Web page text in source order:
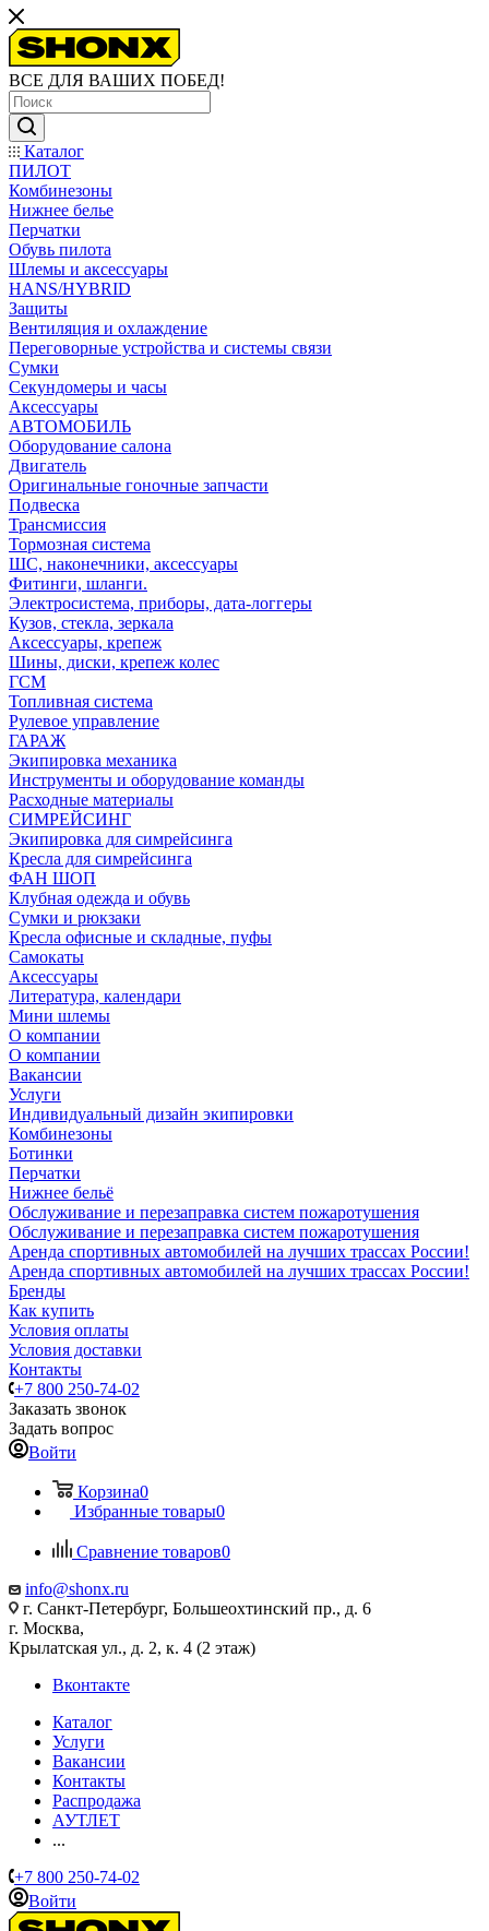
ВСЕ ДЛЯ ВАШИХ ПОБЕД!
Каталог
ПИЛОТ
Комбинезоны
Нижнее белье
Перчатки
Обувь пилота
Шлемы и аксессуары
HANS/HYBRID
Защиты
Вентиляция и охлаждение
Переговорные устройства и системы связи
Сумки
Секундомеры и часы
Аксессуары
АВТОМОБИЛЬ
Оборудование салона
Двигатель
Оригинальные гоночные запчасти
Подвеска
Трансмиссия
Тормозная система
ШС, наконечники, аксессуары
Фитинги, шланги.
Электросистема, приборы, дата-логгеры
Кузов, стекла, зеркала
Аксессуары, крепеж
Шины, диски, крепеж колес
ГСМ
Топливная система
Рулевое управление
ГАРАЖ
Экипировка механика
Инструменты и оборудование команды
Расходные материалы
СИМРЕЙСИНГ
Экипировка для симрейсинга
Кресла для симрейсинга
ФАН ШОП
Клубная одежда и обувь
Сумки и рюкзаки
Кресла офисные и складные, пуфы
Самокаты
Аксессуары
Литература, календари
Мини шлемы
О компании
О компании
Вакансии
Услуги
Индивидуальный дизайн экипировки
Комбинезоны
Ботинки
Перчатки
Нижнее бельё
Обслуживание и перезаправка систем пожаротушения
Обслуживание и перезаправка систем пожаротушения
Аренда спортивных автомобилей на лучших трассах России!
Аренда спортивных автомобилей на лучших трассах России!
Бренды
Как купить
Условия оплаты
Условия доставки
Контакты
+7 800 250-74-02
Заказать звонок
Задать вопрос
Войти
Корзина0
Избранные товары0
Сравнение товаров0
info@shonx.ru
г. Санкт-Петербург, Большеохтинский пр., д. 6
г. Москва,
Крылатская ул., д. 2, к. 4 (2 этаж)
Вконтакте
Каталог
Услуги
Вакансии
Контакты
Распродажа
АУТЛЕТ
...
+7 800 250-74-02
Войти